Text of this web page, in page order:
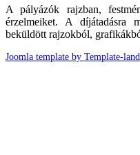
A pályázók rajzban,
érzelmeiket. A díjátadásra
beküldött rajzokból,
Joomla template by Template-